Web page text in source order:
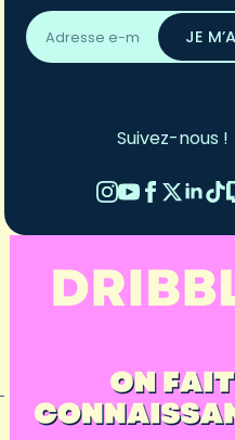
Adresse
email
*
JE
Suivez-nous !